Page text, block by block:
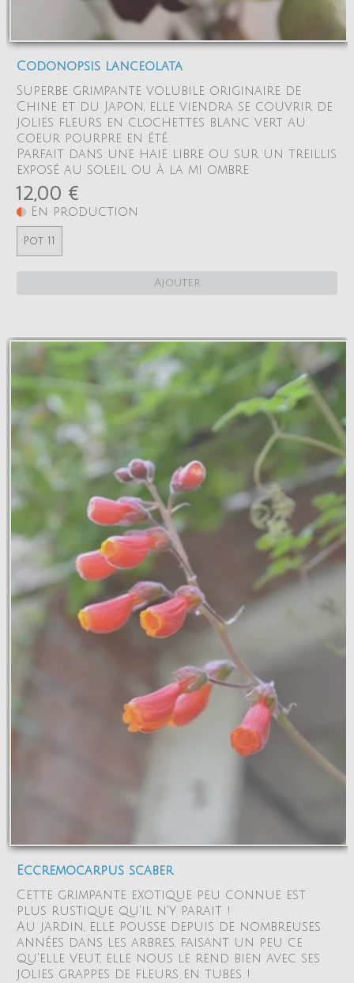
Codonopsis lanceolata
Superbe grimpante volubile originaire de
Chine et du Japon, elle viendra se couvrir de
jolies fleurs en clochettes blanc vert au
coeur pourpre en été.
Parfait dans une haie libre ou sur un treillis
exposé au soleil ou à la mi ombre
12,00 €
En production
Pot 11
Ajouter
Eccremocarpus scaber
Cette grimpante exotique peu connue est
plus rustique qu'il n'y parait !
Au jardin, elle pousse depuis de nombreuses
années dans les arbres, faisant un peu ce
qu'elle veut, elle nous le rend bien avec ses
jolies grappes de fleurs en tubes !